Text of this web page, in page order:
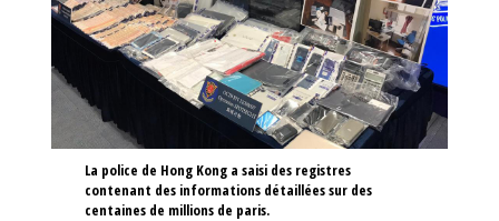
La police de Hong Kong a saisi des registres
contenant des informations détaillées sur des
centaines de millions de paris.